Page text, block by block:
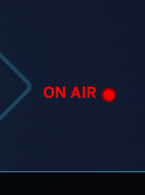
ON AIR